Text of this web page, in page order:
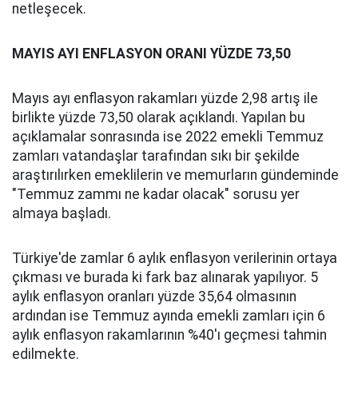
netleşecek.
MAYIS AYI ENFLASYON ORANI YÜZDE 73,50
Mayıs ayı enflasyon rakamları yüzde 2,98 artış ile
birlikte yüzde 73,50 olarak açıklandı. Yapılan bu
açıklamalar sonrasında ise 2022 emekli Temmuz
zamları vatandaşlar tarafından sıkı bir şekilde
araştırılırken emeklilerin ve memurların gündeminde
"Temmuz zammı ne kadar olacak" sorusu yer
almaya başladı.
Türkiye'de zamlar 6 aylık enflasyon verilerinin ortaya
çıkması ve burada ki fark baz alınarak yapılıyor. 5
aylık enflasyon oranları yüzde 35,64 olmasının
ardından ise Temmuz ayında emekli zamları için 6
aylık enflasyon rakamlarının %40'ı geçmesi tahmin
edilmekte.